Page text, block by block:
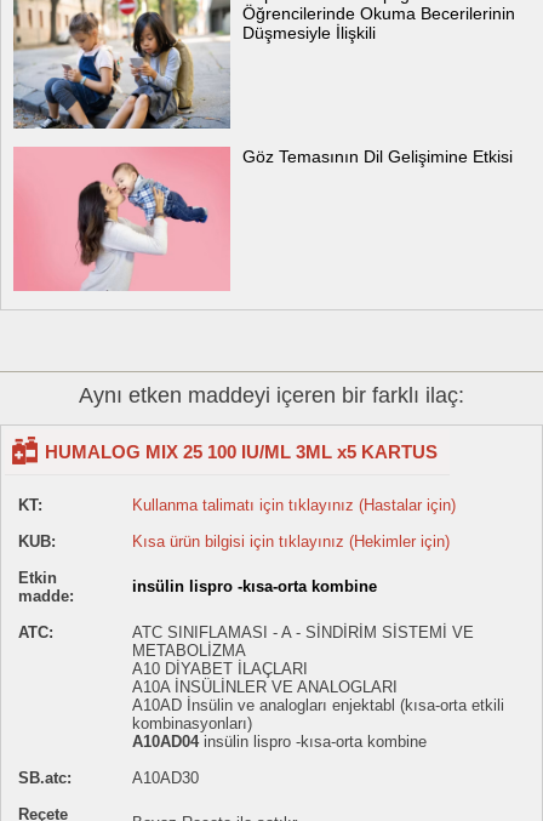
Öğrencilerinde Okuma Becerilerinin
Düşmesiyle İlişkili
Göz Temasının Dil Gelişimine Etkisi
Aynı etken maddeyi içeren bir farklı ilaç:
HUMALOG MIX 25 100 IU/ML 3ML x5 KARTUS
KT:
Kullanma talimatı için tıklayınız (Hastalar için)
KUB:
Kısa ürün bilgisi için tıklayınız (Hekimler için)
Etkin
madde:
insülin lispro -kısa-orta kombine
ATC:
ATC SINIFLAMASI - A - SİNDİRİM SİSTEMİ VE
METABOLİZMA
A10 DİYABET İLAÇLARI
A10A İNSÜLİNLER VE ANALOGLARI
A10AD İnsülin ve analogları enjektabl (kısa-orta etkili
kombinasyonları)
A10AD04insülin lispro -kısa-orta kombine
SB.atc:
A10AD30
Reçete